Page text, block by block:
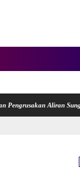
Aliran Sungai di